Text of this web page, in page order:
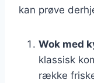
kan prøve
Wok med
klassisk
række